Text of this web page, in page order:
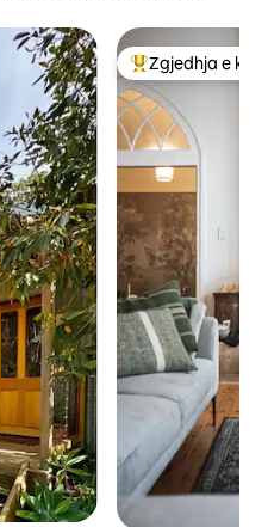
Më të mirat e
Zgjedhja e